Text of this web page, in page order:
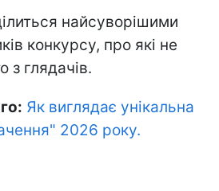
найсуворішими
конкурсу, про які не
з глядачів.
Як виглядає унікальна
2026 року.